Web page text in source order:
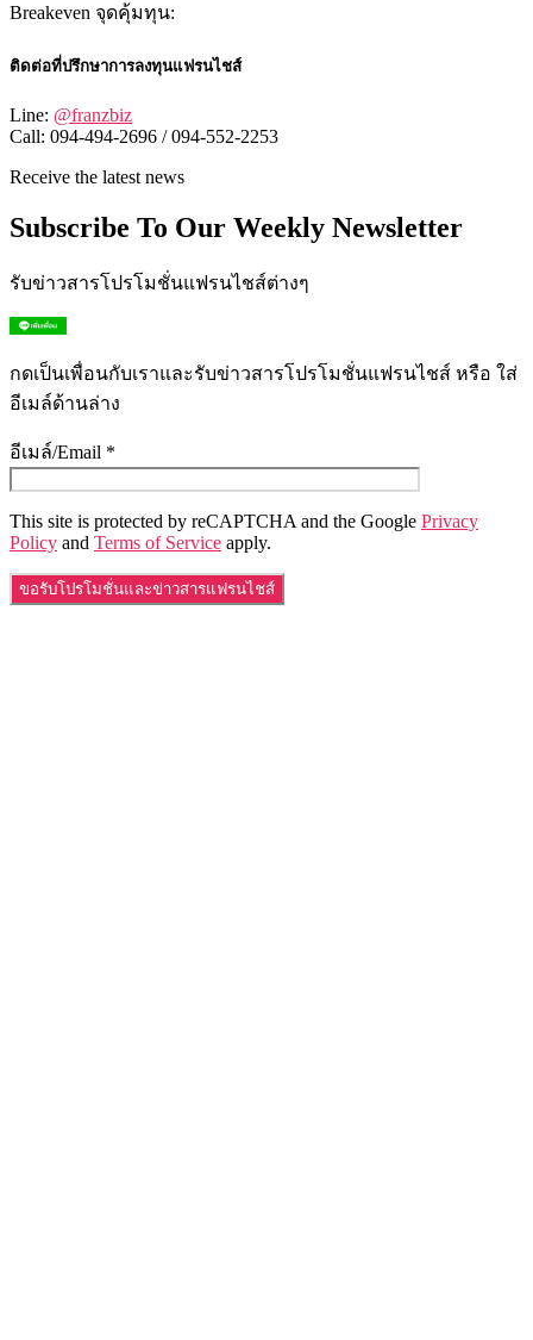
Breakeven จุดคุ้มทุน:
ติดต่อที่ปรึกษาการลงทุนแฟรนไชส์
Line: @franzbiz
Call: 094-494-2696 / 094-552-2253
Receive the latest news
Subscribe To Our Weekly Newsletter
รับข่าวสารโปรโมชั่นแฟรนไชส์ต่างๆ
กดเป็นเพื่อนกับเราและรับข่าวสารโปรโมชั่นแฟรนไชส์ หรือ ใส่
อีเมล์ด้านล่าง
อีเมล์/Email *
This site is protected by reCAPTCHA and the Google Privacy
Policy and Terms of Service apply.